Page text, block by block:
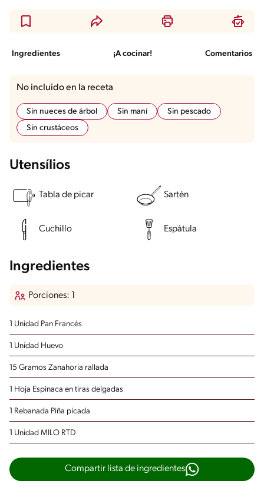
Ingredientes ¡A cocinar! Comentarios
No incluido en la receta
Sin nueces de árbol Sin maní
Sin pescado
Sin crustáceos
Utensílios
Tabla de picar Sartén
Cuchillo Espátula
Ingredientes
Porciones: 1
1 Unidad Pan Francés
1 Unidad Huevo
15 Gramos Zanahoria rallada
1 Hoja Espinaca en tiras delgadas
1 Rebanada Piña picada
1 Unidad MILO RTD
Compartir lista de ingredientes